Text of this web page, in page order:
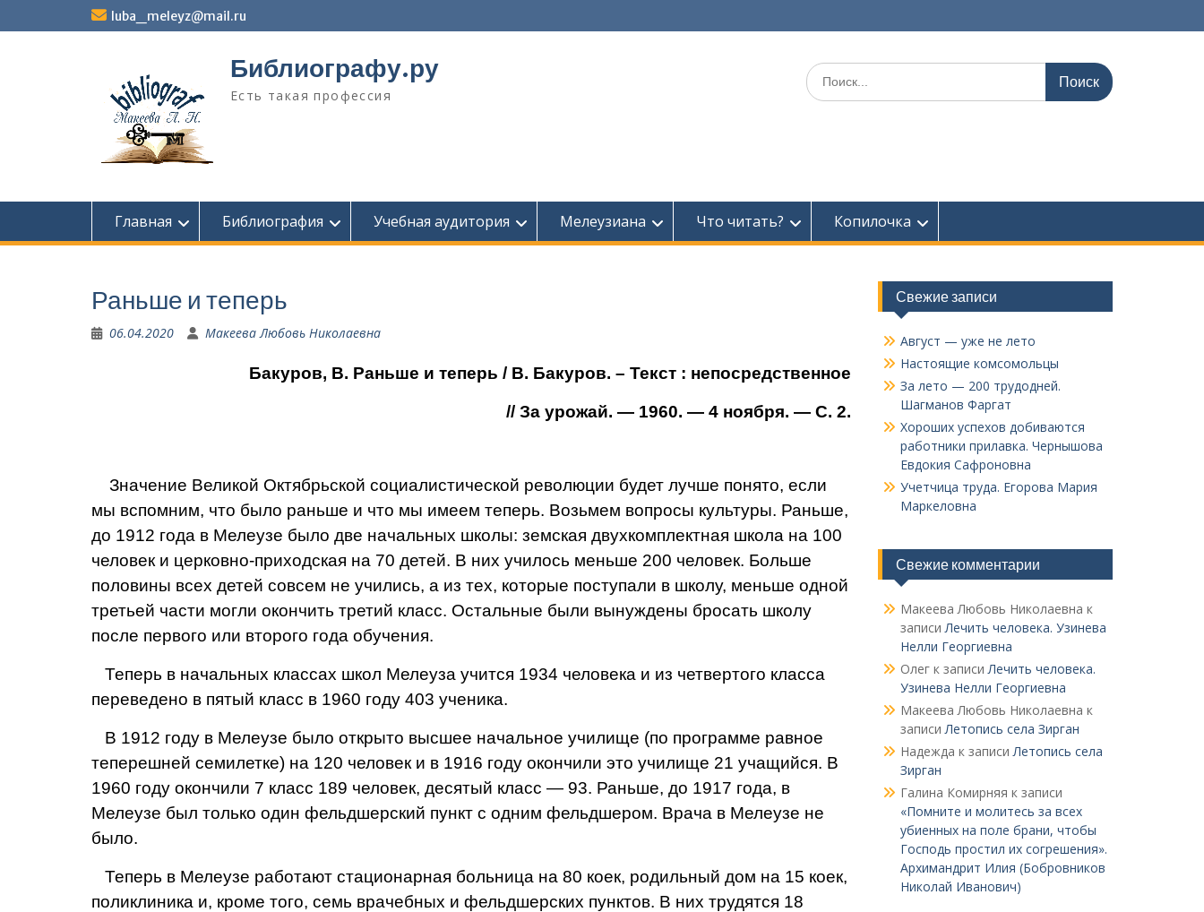
к
luba_meleyz@mail.ru
Библиографу.ру
Есть такая профессия
Поиск
по:
Главная Библиография Учебная аудитория Мелеузиана Что читать? Копилочка
Раньше и теперь
06.04.2020 Макеева Любовь Николаевна
Бакуров, В. Раньше и теперь / В. Бакуров. – Текст : непосредственное
// За урожай. — 1960. — 4 ноября. — С. 2.
Значение Великой Ок­тябрьской социалистиче­ской революции будет луч­ше понято, если
мы вспом­ним, что было раньше и что мы имеем теперь. Возь­мем вопросы культуры. Раньше,
до 1912 года в Мелеузе было две началь­ных школы: земская двух­комплектная школа на 100
человек и церковно-при­ходская на 70 детей. В них училось меньше 200 человек. Больше
половины всех детей совсем не учи­лись, а из тех, которые поступали в школу, мень­ше одной
третьей части могли окончить третий класс. Остальные были вынуждены бросать шко­лу
после первого или вто­рого года обучения.
Теперь в начальных классах школ Мелеуза учится 1934 человека и из четвертого класса
пе­реведено в пятый класс в 1960 году 403 ученика.
В 1912 году в Мелеузе было открыто высшее начальное училище (по программе равное
теперешней семилетке) на 120 человек и в 1916 году окончили это училище 21 учащийся. В
1960 году окончили 7 класс 189 человек, де­сятый класс — 93. Раньше, до 1917 года, в
Мелеузе был только один фельдшерский пункт с одним фельдшером. Врача в Мелеузе не
было.
Теперь в Мелеузе ра­ботают стационарная боль­ница на 80 коек, родиль­ный дом на 15 коек,
по­ликлиника и, кроме того, семь врачебных и фельд­шерских пунктов. В них трудятся 18
Свежие записи
Август — уже не лето
Настоящие комсомольцы
За лето — 200 трудодней.
Шагманов Фаргат
Хороших успехов добиваются
работники прилавка. Чер­нышова
Евдокия Сафроновна
Учетчица труда. Его­рова Мария
Маркеловна
Свежие комментарии
Макеева Любовь Николаевна к
записиЛечить человека. Узинева
Нелли Георгиевна
Олегк записиЛечить человека.
Узинева Нелли Георгиевна
Макеева Любовь Николаевна к
записиЛетопись села Зирган
Надежда к записиЛетопись села
Зирган
Галина Комирняя к записи
«Помните и молитесь за всех
убиенных на поле брани, чтобы
Господь простил их согрешения».
Архимандрит Илия (Бобровников
Николай Иванович)